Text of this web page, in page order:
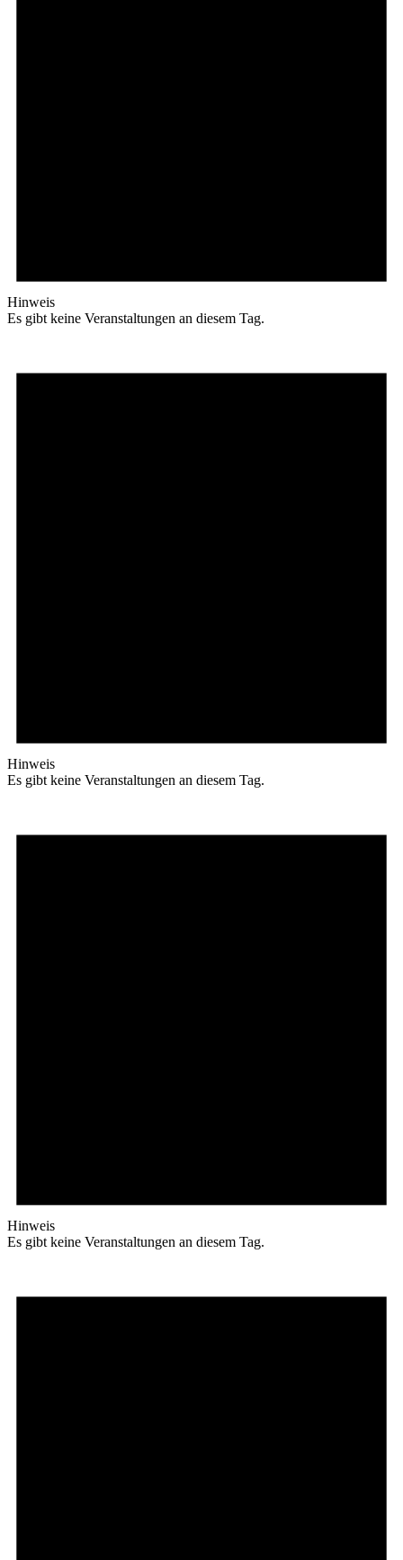
Hinweis
Es gibt keine Veranstaltungen an diesem Tag.
Hinweis
Es gibt keine Veranstaltungen an diesem Tag.
Hinweis
Es gibt keine Veranstaltungen an diesem Tag.